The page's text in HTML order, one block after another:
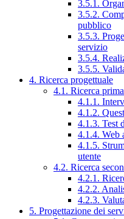
3.5.1.
3.5.2.
pubblico
3.5.3.
servizio
3.5.4.
3.5.5.
4. Ricerca progettuale
4.1. Ricerca
4.1.1.
4.1.2.
4.1.3. Test
4.1.4. Web
4.1.5.
utente
4.2. Ricerca
4.2.1.
4.2.2.
4.2.3.
5. Progettazione dei